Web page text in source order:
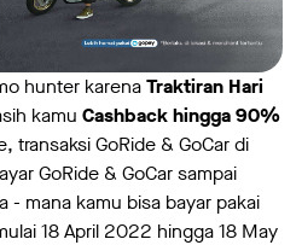
hunter karenaTraktiran Hari
kamu Cashback hingga 90%
transaksi GoRide & GoCar di
GoRide & GoCar sampai
- mana kamu bisa bayar pakai
18 April 2022 hingga 18 May